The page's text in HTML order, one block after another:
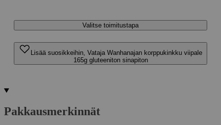
Valitse toimitustapa
Lisää suosikkeihin, Vataja Wanhanajan korppukinkku viipale
165g gluteeniton sinapiton
Pakkausmerkinnät